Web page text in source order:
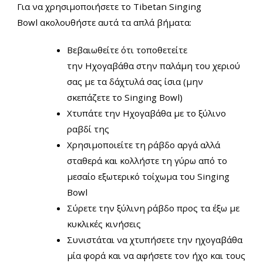
Για να χρησιμοποιήσετε το Tibetan Singing
Bowl ακολουθήστε αυτά τα απλά βήματα:
Βεβαιωθείτε ότι τοποθετείτε
την Ηχογαβάθα στην παλάμη του χεριού
σας με τα δάχτυλά σας ίσια (μην
σκεπάζετε το Singing Bowl)
Χτυπάτε την Ηχογαβάθα με το ξύλινο
ραβδί της
Χρησιμοποιείτε τη ράβδο αργά αλλά
σταθερά και κολλήστε τη γύρω από το
μεσαίο εξωτερικό τοίχωμα του Singing
Bowl
Σύρετε την ξύλινη ράβδο προς τα έξω με
κυκλικές κινήσεις
Συνιστάται να χτυπήσετε την ηχογαβάθα
μία φορά και να αφήσετε τον ήχο και τους